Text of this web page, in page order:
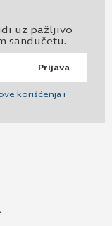
uz pažljivo
sandučetu.
Prijava
korišćenja i